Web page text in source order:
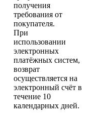
получения
требования от
покупателя.
При
использовании
электронных
платёжных систем,
возврат
осуществляется на
электронный счёт в
течение 10
календарных дней.